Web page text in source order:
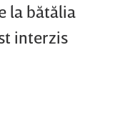
la bătălia
interzis